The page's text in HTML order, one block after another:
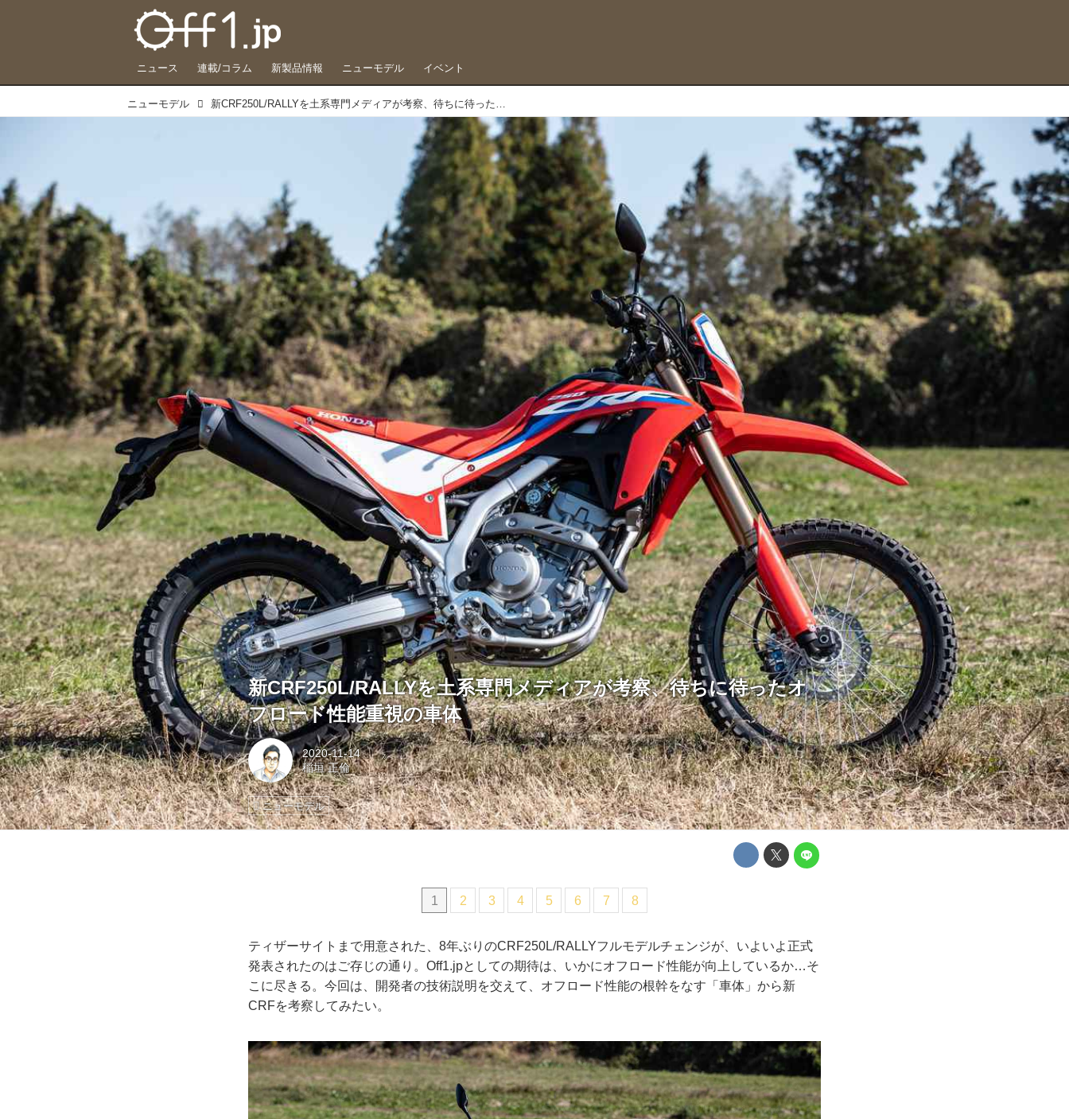
ニュース 連載/コラム 新製品情報 ニューモデル イベント
ニューモデル 新CRF250L/RALLYを土系専門メディアが考察、待ちに待ったオフロード性能重視の車体
新CRF250L/RALLYを土系専門メディアが考察、待ちに待ったオ
フロード性能重視の車体
2020-11-14
稲垣 正倫
ニューモデル
1 2 3 4 5 6 7 8
ティザーサイトまで用意された、8年ぶりのCRF250L/RALLYフルモデルチェンジが、いよいよ正式
発表されたのはご存じの通り。Off1.jpとしての期待は、いかにオフロード性能が向上しているか…そ
こに尽きる。今回は、開発者の技術説明を交えて、オフロード性能の根幹をなす「車体」から新
CRFを考察してみたい。